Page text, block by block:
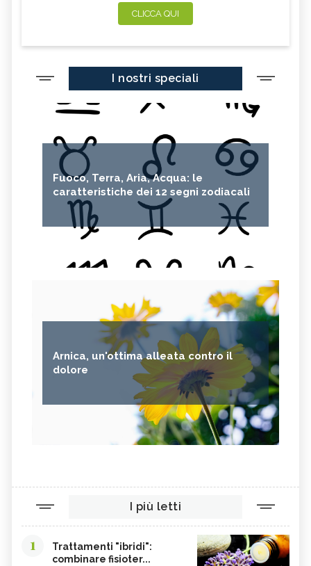
CLICCA QUI
I nostri speciali
Fuoco, Terra, Aria, Acqua: le
caratteristiche dei 12 segni zodiacali
Arnica, un'ottima alleata contro il
dolore
I più letti
1
Trattamenti "ibridi":
combinare fisioter...